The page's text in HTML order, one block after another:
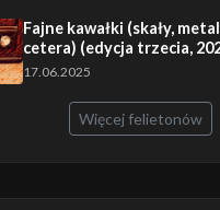
Fajne kawałki (skały,
cetera) (edycja trzecia,
17.06.2025
Więcej felietonów